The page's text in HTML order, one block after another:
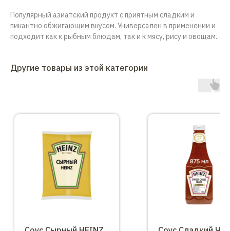
Популярный азиатский продукт с приятным сладким и
пикантно обжигающим вкусом. Универсален в применении и
подходит как к рыбным блюдам, так и к мясу, рису и овощам.
Другие товары из этой категории